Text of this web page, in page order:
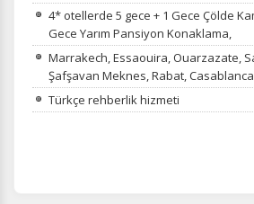
4* otellerde 5 gece + 1 Gece Çölde
Gece Yarım Pansiyon Konaklama,
Marrakech, Essaouira, Ouarzazate,
Şafşavan Meknes, Rabat, Casablanca
Türkçe rehberlik hizmeti